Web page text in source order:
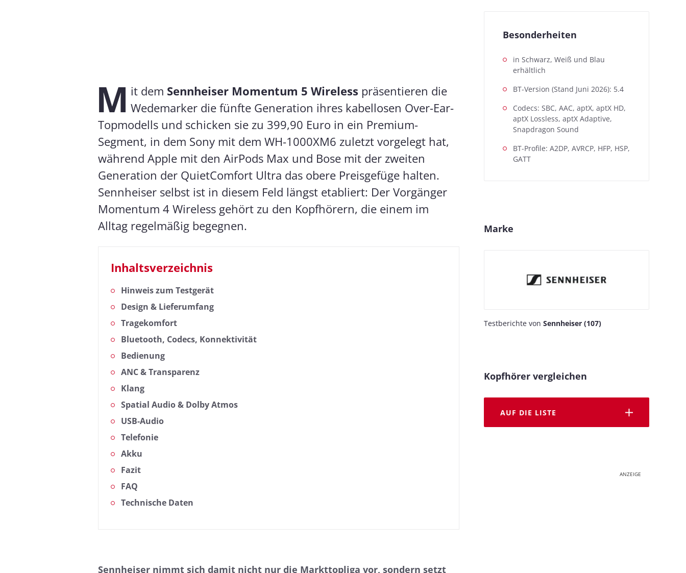
M it dem Sennheiser Momentum 5 Wireless präsentieren die
Wedemarker die fünfte Generation ihres kabellosen Over-Ear-
Topmodells und schicken sie zu 399,90 Euro in ein Premium-
Segment, in dem Sony mit dem WH-1000XM6 zuletzt vorgelegt hat,
während Apple mit den AirPods Max und Bose mit der zweiten
Generation der QuietComfort Ultra das obere Preisgefüge halten.
Sennheiser selbst ist in diesem Feld längst etabliert: Der Vorgänger
Momentum 4 Wireless gehört zu den Kopfhörern, die einem im
Alltag regelmäßig begegnen.
Inhaltsverzeichnis
Hinweis zum Testgerät
Design & Lieferumfang
Tragekomfort
Bluetooth, Codecs, Konnektivität
Bedienung
ANC & Transparenz
Klang
Spatial Audio & Dolby Atmos
USB-Audio
Telefonie
Akku
Fazit
FAQ
Technische Daten
Sennheiser nimmt sich damit nicht nur die Markttopliga vor, sondern setzt
Besonderheiten
in Schwarz, Weiß und Blau
erhältlich
BT-Version (Stand Juni 2026): 5.4
Codecs: SBC, AAC, aptX, aptX HD,
aptX Lossless, aptX Adaptive,
Snapdragon Sound
BT-Profile: A2DP, AVRCP, HFP, HSP,
GATT
Marke
Testberichte von Sennheiser (107)
Kopfhörer vergleichen
AUF DIE LISTE
ANZEIGE